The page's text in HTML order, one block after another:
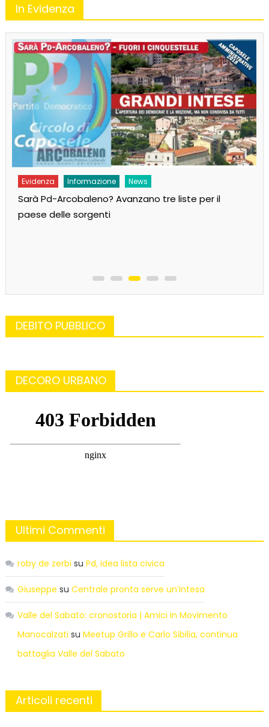
In Evidenza
Evidenza Informazione News
Sarà Pd-Arcobaleno? Avanzano tre liste per il
paese delle sorgenti
DEBITO PUBBLICO
DECORO URBANO
Ultimi Commenti
roby de zerbi su Pd, idea lista civica
Giuseppe su Centrale pronta serve un’intesa
Valle del Sabato: cronostoria | Amici in Movimento
Manocalzati su Meetup Grillo e Carlo Sibilia, continua
battaglia Valle del Sabato
Articoli recenti